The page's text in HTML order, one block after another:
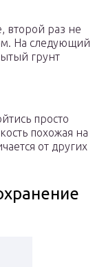
второй раз не
На следующий
грунт
просто
похожая на
от других